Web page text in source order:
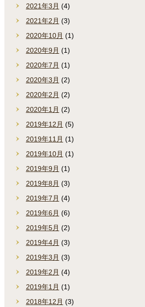
2021年3月 (4)
2021年2月 (3)
2020年10月 (1)
2020年9月 (1)
2020年7月 (1)
2020年3月 (2)
2020年2月 (2)
2020年1月 (2)
2019年12月 (5)
2019年11月 (1)
2019年10月 (1)
2019年9月 (1)
2019年8月 (3)
2019年7月 (4)
2019年6月 (6)
2019年5月 (2)
2019年4月 (3)
2019年3月 (3)
2019年2月 (4)
2019年1月 (1)
2018年12月 (3)